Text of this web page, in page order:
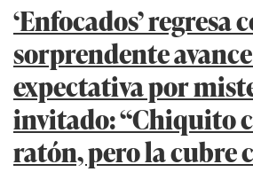
‘Enfocados’ regresa
sorprendente
expectativa por
invitado: “Chiquito
ratón, pero la cubre